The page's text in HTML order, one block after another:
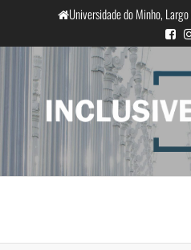
o
conteúdo
Universidade do Minho,
InclusiveCourts